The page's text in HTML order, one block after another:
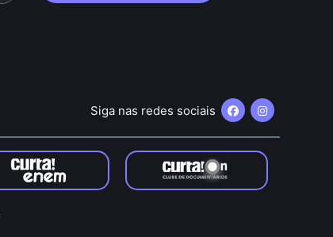
Siga nas redes sociais